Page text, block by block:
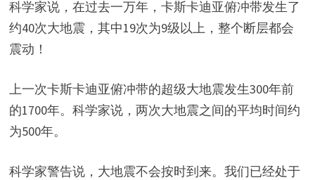
科学家说，在过去一万年， 卡斯卡迪亚俯冲带发生了
约40次大地震，其中19次为9级以上，整个断层都会
震动！
上一次卡斯卡迪亚俯冲带的超级大地震发生300年前
的1700年。科学家说，两次大地震之间的平均时间约
为500年。
科学家警告说，大地震不会按时到来。我们已经处于